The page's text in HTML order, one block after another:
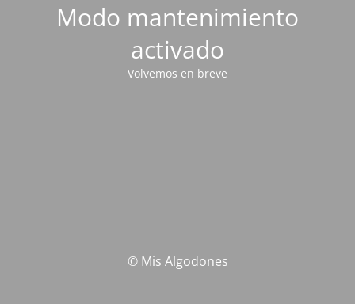
Modo mantenimiento
activado
Volvemos en breve
© Mis Algodones